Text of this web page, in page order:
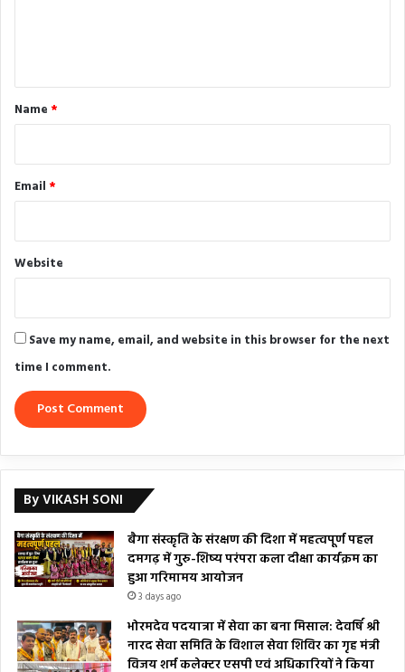
*
Name *
Email *
Website
Save my name, email, and website in this browser for the next
time I comment.
By VIKASH SONI
बैगा संस्कृति के संरक्षण की दिशा में महत्वपूर्ण पहल
दमगढ़ में गुरु-शिष्य परंपरा कला दीक्षा कार्यक्रम का
हुआ गरिमामय आयोजन
3 days ago
भोरमदेव पदयात्रा में सेवा का बना मिसाल: देवर्षि श्री
नारद सेवा समिति के विशाल सेवा शिविर का गृह मंत्री
विजय शर्म कलेक्टर एसपी एवं अधिकारियों ने किया